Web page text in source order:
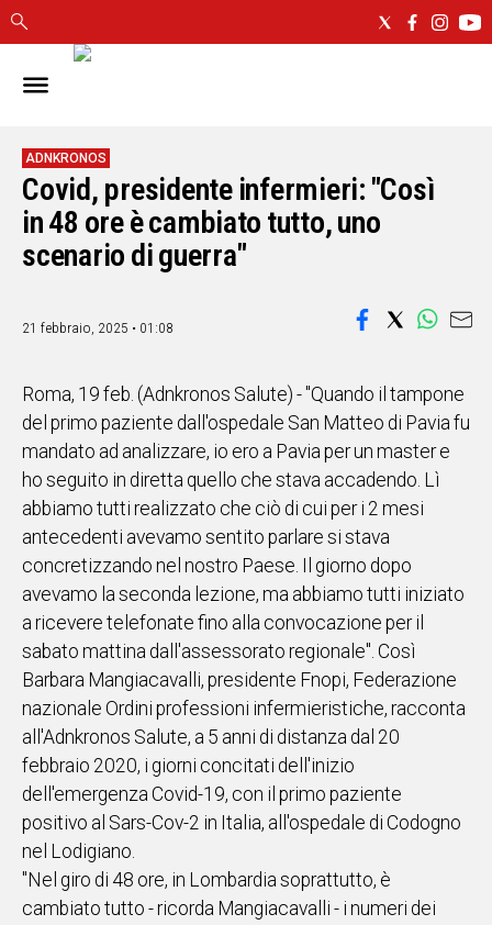
IN
CAGLIARI
SASSARI
NUORO
ORISTANO
SULCIS
OGLIASTRA
ALTRE
NOTIZIE
POLITICA
IN
ITALIA
NEL
MONDO
SPORT
EVENTI
STORIE
VIDEO
Vai
UNISCITI
ADNKRONOS
Covid, presidente infermieri: "Così
in 48 ore è cambiato tutto, uno
scenario di guerra"
21 febbraio, 2025 • 01:08
Roma, 19 feb. (Adnkronos Salute) - "Quando il tampone
del primo paziente dall'ospedale San Matteo di Pavia fu
mandato ad analizzare, io ero a Pavia per un master e
ho seguito in diretta quello che stava accadendo. Lì
abbiamo tutti realizzato che ciò di cui per i 2 mesi
antecedenti avevamo sentito parlare si stava
concretizzando nel nostro Paese. Il giorno dopo
avevamo la seconda lezione, ma abbiamo tutti iniziato
a ricevere telefonate fino alla convocazione per il
sabato mattina dall'assessorato regionale". Così
Barbara Mangiacavalli, presidente Fnopi, Federazione
nazionale Ordini professioni infermieristiche, racconta
all'Adnkronos Salute, a 5 anni di distanza dal 20
febbraio 2020, i giorni concitati dell'inizio
dell'emergenza Covid-19, con il primo paziente
positivo al Sars-Cov-2 in Italia, all'ospedale di Codogno
nel Lodigiano.
"Nel giro di 48 ore, in Lombardia soprattutto, è
cambiato tutto - ricorda Mangiacavalli - i numeri dei